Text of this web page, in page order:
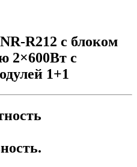
SAS/SATA
(EATX
12x13,
650mm)
черный
R212 c блоком
2×600Вт с
1+1